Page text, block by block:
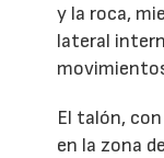
y la roca,
lateral
El talón,
en la zona